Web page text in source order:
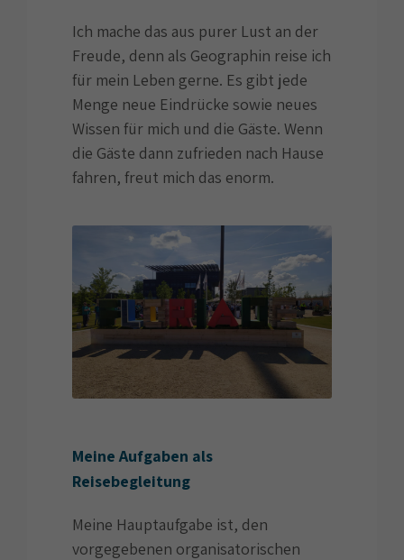
Ich mache das aus purer Lust an der
Freude, denn als Geographin reise ich
für mein Leben gerne. Es gibt jede
Menge neue Eindrücke sowie neues
Wissen für mich und die Gäste. Wenn
die Gäste dann zufrieden nach Hause
fahren, freut mich das enorm.
Meine Aufgaben als
Reisebegleitung
Meine Hauptaufgabe ist, den
vorgegebenen organisatorischen